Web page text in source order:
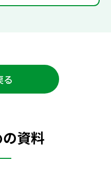
る
資料